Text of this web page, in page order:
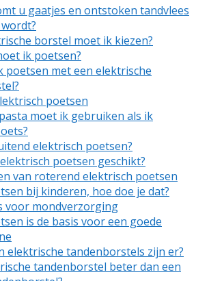
u gaatjes en ontstoken tandvlees
borstel moet ik kiezen?
ik poetsen?
poetsen met een elektrische
poetsen
moet ik gebruiken als ik
elektrisch poetsen?
poetsen geschikt?
van roterend elektrisch poetsen
bij kinderen, hoe doe je dat?
voor mondverzorging
is de basis voor een goede
elektrische tandenborstels zijn er?
tandenborstel beter dan een